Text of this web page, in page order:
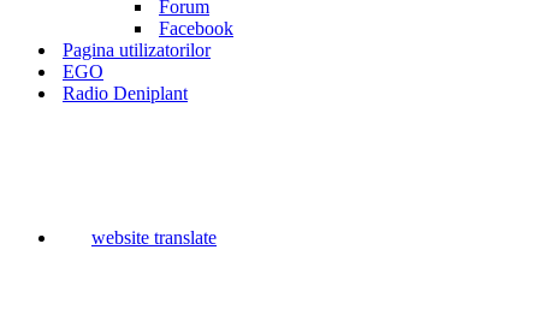
Forum
Facebook
Pagina utilizatorilor
EGO
Radio Deniplant
website translate